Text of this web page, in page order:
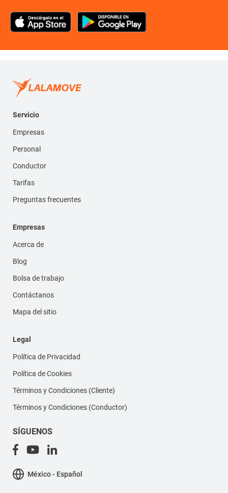
Servicio
Empresas
Personal
Conductor
Tarifas
Preguntas frecuentes
Empresas
Acerca de
Blog
Bolsa de trabajo
Contáctanos
Mapa del sitio
Legal
Política de Privacidad
Política de Cookies
Términos y Condiciones (Cliente)
Términos y Condiciones (Conductor)
SÍGUENOS
México - Español